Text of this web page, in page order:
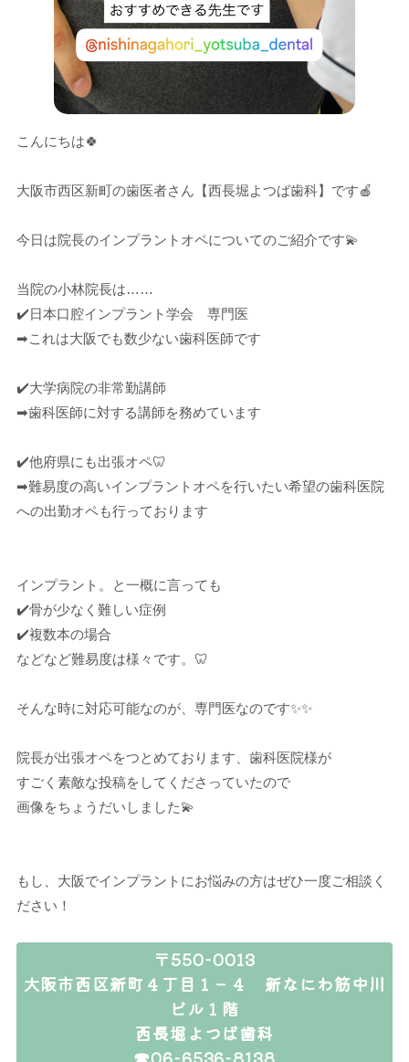
こんにちは🍀
大阪市西区新町の歯医者さん【西長堀よつば歯科】です🍎
今日は院長のインプラントオペについてのご紹介です💫
当院の小林院長は……
✔️日本口腔インプラント学会 専門医
➡︎これは大阪でも数少ない歯科医師です
✔️大学病院の非常勤講師
➡︎歯科医師に対する講師を務めています
✔️他府県にも出張オペ🦷
➡︎難易度の高いインプラントオペを行いたい希望の歯科医院
への出勤オペも行っております
インプラント。と一概に言っても
✔️骨が少なく難しい症例
✔️複数本の場合
などなど難易度は様々です。🦷
そんな時に対応可能なのが、専門医なのです✨✨
院長が出張オペをつとめております、歯科医院様が
すごく素敵な投稿をしてくださっていたので
画像をちょうだいしました💫
もし、大阪でインプラントにお悩みの方はぜひ一度ご相談く
ださい！
〒550-0013
大阪市西区新町４丁目１－４ 新なにわ筋中川
ビル１階
西長堀よつば歯科